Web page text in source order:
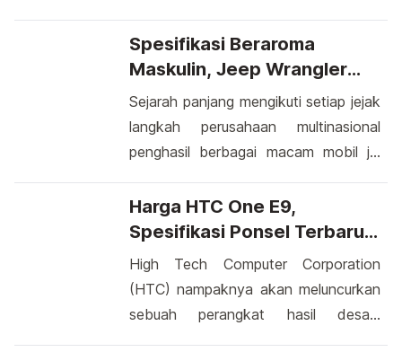
menghilang dari layar perangkat Anda.
Ini bisa menjadi momen yang
merasa agak terjebak. Namun, jangan
khawatir, karena ada beberapa cara
untuk mengatasi masalah ini tanpa
umum untuk menghadapi status […]
Spesifikasi Beraroma
Maskulin, Jeep Wrangler
Sport
Sejarah panjang mengikuti setiap jejak
langkah perusahaan multinasional
penghasil berbagai macam mobil jip
Kendaraan yang bernama Jeep atau
Jip dalam bahasa Indonesia telah
tahun hingga menjelma menjadi
Wrangler (TJ). Sejak masih bersama
American Motors Corporation hingga
Harga HTC One E9,
Spesifikasi Ponsel Terbaru
Layar 5,5 Inci
High Tech Computer Corporation
(HTC) nampaknya akan meluncurkan
sebuah perangkat hasil desain